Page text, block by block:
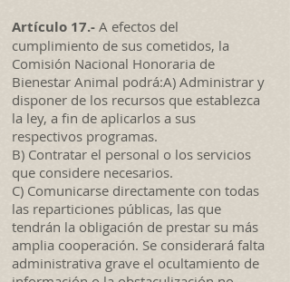
Artículo 17.- A efectos del
cumplimiento de sus cometidos, la
Comisión Nacional Honoraria de
Bienestar Animal podrá:A) Administrar y
disponer de los recursos que establezca
la ley, a fin de aplicarlos a sus
respectivos programas.
B) Contratar el personal o los servicios
que considere necesarios.
C) Comunicarse directamente con todas
las reparticiones públicas, las que
tendrán la obligación de prestar su más
amplia cooperación. Se considerará falta
administrativa grave el ocultamiento de